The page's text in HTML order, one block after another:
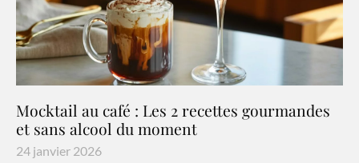
Mocktail au café : Les 2 recettes gourmandes
et sans alcool du moment
24 janvier 2026